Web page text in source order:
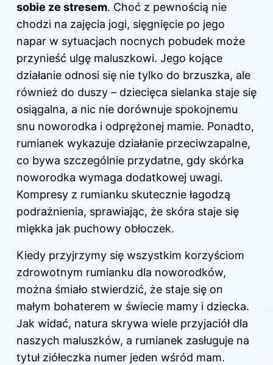
sobie ze stresem. Choć z pewnością nie
chodzi na zajęcia jogi, sięgnięcie po jego
napar w sytuacjach nocnych pobudek może
przynieść ulgę maluszkowi. Jego kojące
działanie odnosi się nie tylko do brzuszka, ale
również do duszy – dziecięca sielanka staje się
osiągalna, a nic nie dorównuje spokojnemu
snu noworodka i odprężonej mamie. Ponadto,
rumianek wykazuje działanie przeciwzapalne,
co bywa szczególnie przydatne, gdy skórka
noworodka wymaga dodatkowej uwagi.
Kompresy z rumianku skutecznie łagodzą
podrażnienia, sprawiając, że skóra staje się
miękka jak puchowy obłoczek.
Kiedy przyjrzymy się wszystkim korzyściom
zdrowotnym rumianku dla noworodków,
można śmiało stwierdzić, że staje się on
małym bohaterem w świecie mamy i dziecka.
Jak widać, natura skrywa wiele przyjaciół dla
naszych maluszków, a rumianek zasługuje na
tytuł ziółeczka numer jeden wśród mam.